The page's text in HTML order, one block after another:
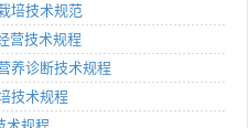
培技术规范
营技术规程
养诊断技术规程
技术规程